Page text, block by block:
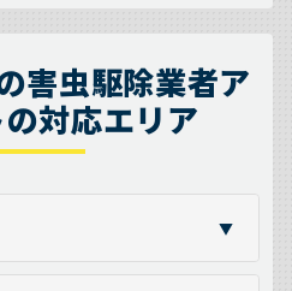
害虫駆除業者ア
対応エリア
▼